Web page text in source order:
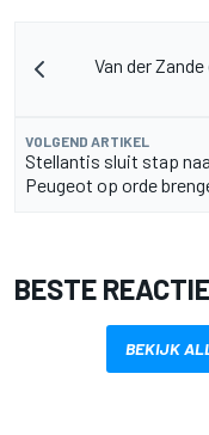
Van der
VOLGEND ARTIKEL
Stellantis sluit stap
Peugeot op orde
BESTE
BEKIJK